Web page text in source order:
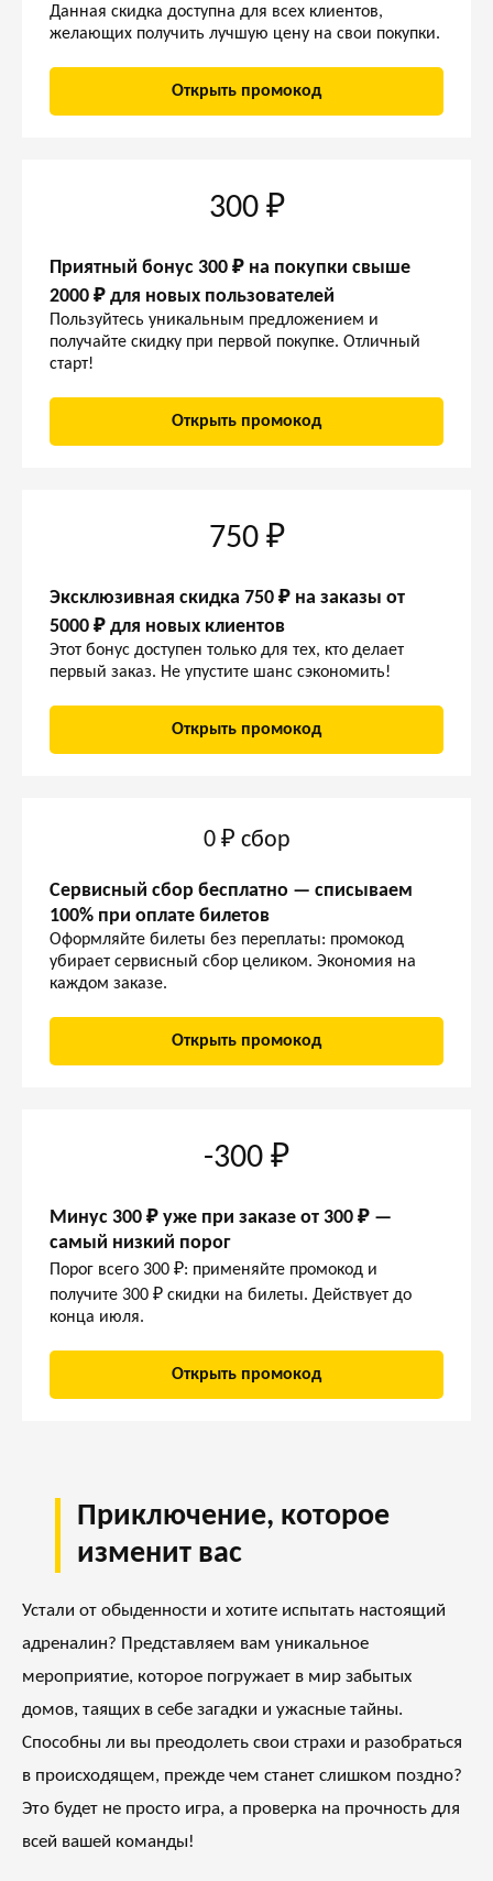
Данная скидка доступна для всех клиентов,
желающих получить лучшую цену на свои покупки.
Открыть промокод
300 ₽
Приятный бонус 300 ₽ на покупки свыше
2000 ₽ для новых пользователей
Пользуйтесь уникальным предложением и
получайте скидку при первой покупке. Отличный
старт!
Открыть промокод
750 ₽
Эксклюзивная скидка 750 ₽ на заказы от
5000 ₽ для новых клиентов
Этот бонус доступен только для тех, кто делает
первый заказ. Не упустите шанс сэкономить!
Открыть промокод
0 ₽ сбор
Сервисный сбор бесплатно — списываем
100% при оплате билетов
Оформляйте билеты без переплаты: промокод
убирает сервисный сбор целиком. Экономия на
каждом заказе.
Открыть промокод
-300 ₽
Минус 300 ₽ уже при заказе от 300 ₽ —
самый низкий порог
Порог всего 300 ₽: применяйте промокод и
получите 300 ₽ скидки на билеты. Действует до
конца июля.
Открыть промокод
Приключение, которое
изменит вас
Устали от обыденности и хотите испытать настоящий
адреналин? Представляем вам уникальное
мероприятие, которое погружает в мир забытых
домов, таящих в себе загадки и ужасные тайны.
Способны ли вы преодолеть свои страхи и разобраться
в происходящем, прежде чем станет слишком поздно?
Это будет не просто игра, а проверка на прочность для
всей вашей команды!